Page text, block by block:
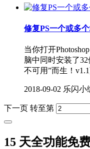
修复PS一个或多
当你打开
脑中同时安装了
不可用”而生！
2018-09-02 乐闪小
下一页 转至第
15 天全功能免